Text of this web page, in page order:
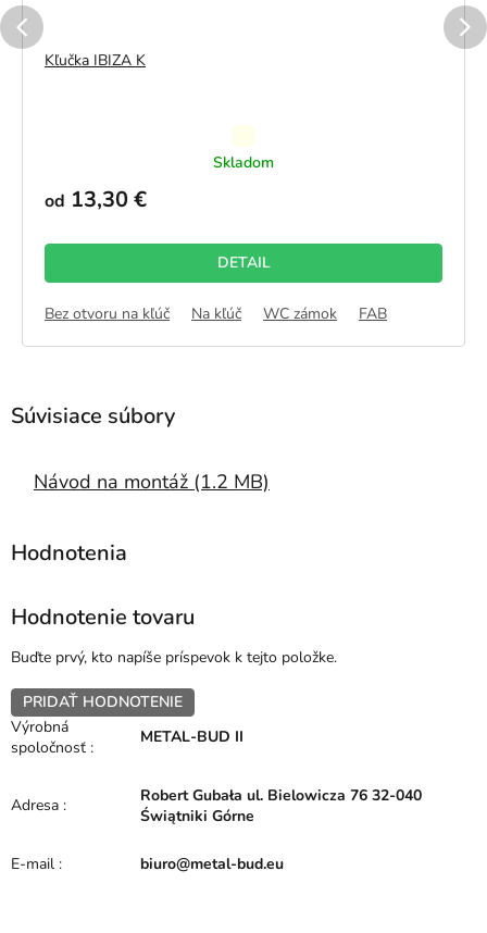
Kľučka IBIZA K
hodnotenie
z
5
hviezdičiek.
Skladom
od 13,30 €
DETAIL
Bez otvoru na kľúč Na kľúč WC zámok FAB
Návod na montáž (1.2 MB)
Hodnotenie tovaru
Buďte prvý, kto napíše príspevok k tejto položke.
PRIDAŤ HODNOTENIE
Výrobná
spoločnosť :
METAL-BUD II
Adresa :
Robert Gubała ul. Bielowicza 76 32-040
Świątniki Górne
E-mail : biuro@metal-bud.eu